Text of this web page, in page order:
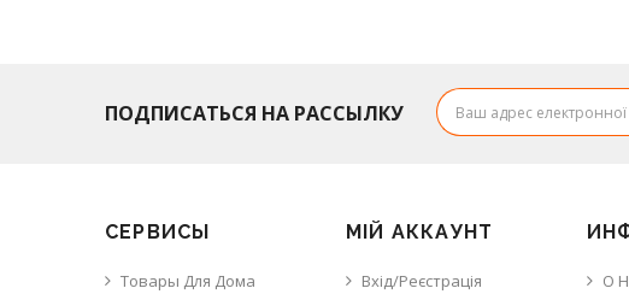
ПОДПИСАТЬСЯ НА РАССЫЛКУ
СЕРВИСЫ
Товары Для Дома
МІЙ АККАУНТ
Вхід/Реєстрація
О